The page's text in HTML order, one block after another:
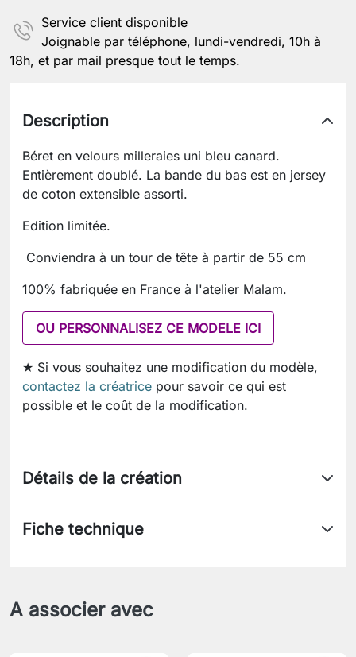
Service client disponible
Joignable par téléphone, lundi-vendredi, 10h à
18h, et par mail presque tout le temps.
Description
Béret en velours milleraies uni bleu canard.
Entièrement doublé. La bande du bas est en jersey
de coton extensible assorti.
Edition limitée.
Conviendra à un tour de tête à partir de 55 cm
100% fabriquée en France à l'atelier Malam.
OU PERSONNALISEZ CE MODELE ICI
★ Si vous souhaitez une modification du modèle,
contactez la créatrice pour savoir ce qui est
possible et le coût de la modification.
Détails de la création
Fiche technique
A associer avec